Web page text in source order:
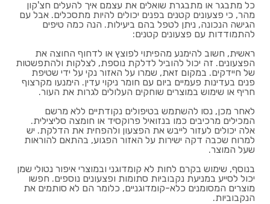
כל מתבגר או מתבגרת שואלים את עצמם איך להעלים חצ'קון
מהר, כי פצעונים קטנים בפנים יכולים להיות מתסכלים. אבל עם
הגישה הנכונה, ניתן לטפל בהם ביעילות. הנה כמה טיפים
להתמודדות עם פצעונים קטנים:
ראשית, חשוב להימנע מהפיתוי לפוצץ או לדחוף החוצה את
הפצעונים. זה יכול להוביל לדלקת נוספת, לצלקות ולהתפשטות
של חיידקים. במקום זאת, שמרו על האזור נקי על ידי שטיפת
פנים בעדינות פעמיים ביום עם חומר ניקוי עדין. הימנעו מקרצוף
חריף או שימוש במוצרים שוחקים העלולים לגרות את העור.
לאחר מכן, נסו להשתמש בטיפולים נקודתיים ללא מרשם
המכילים מרכיבים כמו בנזואיל פרוקסיד או חומצה סליצילית.
אלה יכולים לעזור לייבש את הפצעון ולהפחית את הדלקת. יש
למרוח שכבה דקה ישירות על האזור הפגוע, בהתאם להוראות
שעל המוצר.
בנוסף, שימוש בקרם לחות לא קומדוגני ובמוצרי איפור נטולי שמן
יכול לסייע במניעת נקבוביות סתומות ופצעונים נוספים. חפשו
מוצרים המסומנים כלא-קומדוגניים, כלומר הם לא סותמים את
הנקבוביות.